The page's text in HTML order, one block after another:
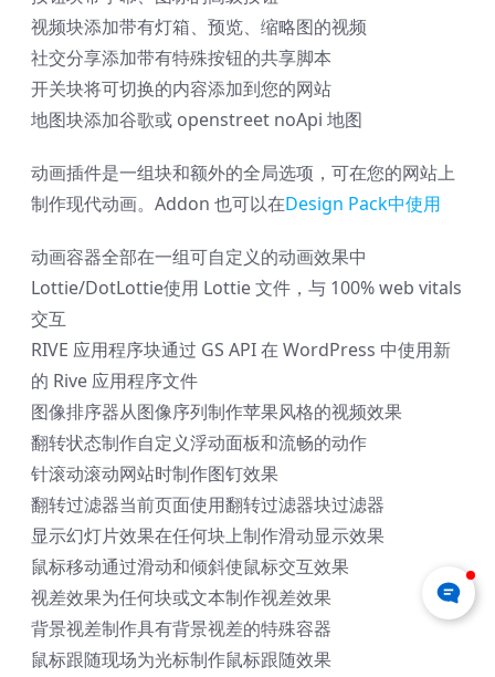
视频块添加带有灯箱、预览、缩略图的视频
社交分享添加带有特殊按钮的共享脚本
开关块将可切换的内容添加到您的网站
地图块添加谷歌或 openstreet noApi 地图
动画插件是一组块和额外的全局选项，可在您的网站上
制作现代动画。Addon 也可以在Design Pack中使用
动画容器全部在一组可自定义的动画效果中
Lottie/DotLottie使用 Lottie 文件，与 100% web vitals
交互
RIVE 应用程序块通过 GS API 在 WordPress 中使用新
的 Rive 应用程序文件
图像排序器从图像序列制作苹果风格的视频效果
翻转状态制作自定义浮动面板和流畅的动作
针滚动滚动网站时制作图钉效果
翻转过滤器当前页面使用翻转过滤器块过滤器
显示幻灯片效果在任何块上制作滑动显示效果
鼠标移动通过滑动和倾斜使鼠标交互效果
视差效果为任何块或文本制作视差效果
背景视差制作具有背景视差的特殊容器
鼠标跟随现场为光标制作鼠标跟随效果